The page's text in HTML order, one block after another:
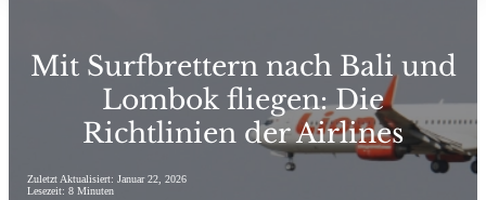
Mit Surfbrettern nach Bali und
Lombok fliegen: Die
Richtlinien der Airlines
Zuletzt Aktualisiert: Januar 22, 2026
Lesezeit: 8 Minuten